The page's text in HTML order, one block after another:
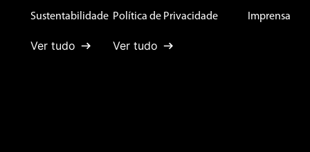
Escreva uma avaliação
Sustentabilidade
Ver tudo
Política de Privacidade
Ver tudo
Imprensa